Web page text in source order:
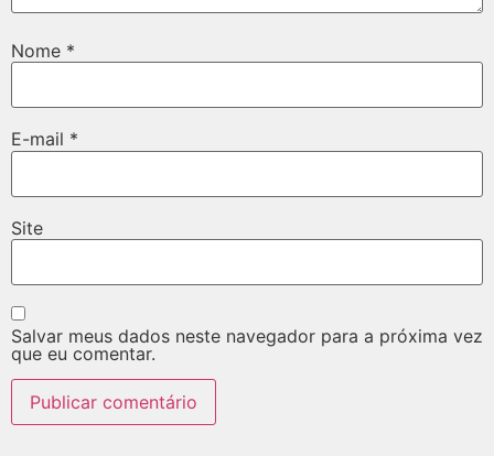
Nome *
E-mail *
Site
Salvar meus dados neste navegador para a próxima vez
que eu comentar.